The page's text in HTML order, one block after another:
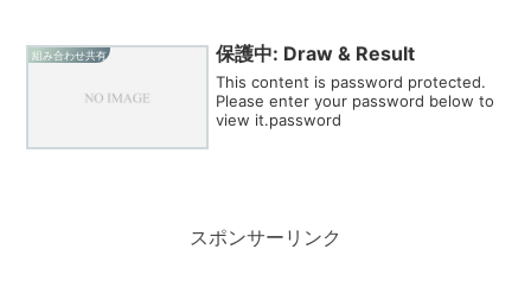
組み合わせ共有 保護中: Draw & Result
This content is password protected.
Please enter your password below to
view it.password
スポンサーリンク